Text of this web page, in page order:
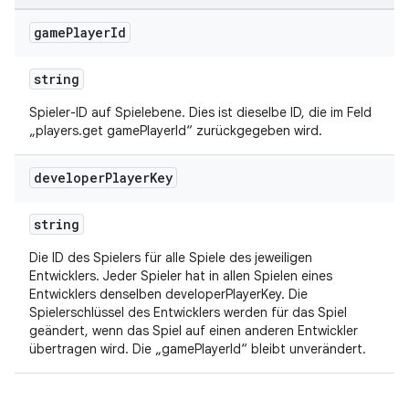
gamePlayerId
string
Spieler-ID auf Spielebene. Dies ist dieselbe ID, die im Feld
„players.get gamePlayerId“ zurückgegeben wird.
developerPlayerKey
string
Die ID des Spielers für alle Spiele des jeweiligen
Entwicklers. Jeder Spieler hat in allen Spielen eines
Entwicklers denselben developerPlayerKey. Die
Spielerschlüssel des Entwicklers werden für das Spiel
geändert, wenn das Spiel auf einen anderen Entwickler
übertragen wird. Die „gamePlayerId“ bleibt unverändert.